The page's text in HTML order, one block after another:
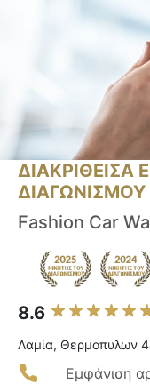
ΔΙΑΚΡΙΘΕΙΣΑ
ΔΙΑΓΩΝΙΣΜΟΥ
Fashion Car
8.6
Λαμία, Θερμοπυλων
Εμφάνιση